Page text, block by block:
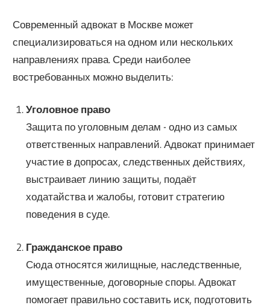
Современный адвокат в Москве может
специализироваться на одном или нескольких
направлениях права. Среди наиболее
востребованных можно выделить:
Уголовное право
Защита по уголовным делам - одно из самых
ответственных направлений. Адвокат принимает
участие в допросах, следственных действиях,
выстраивает линию защиты, подаёт
ходатайства и жалобы, готовит стратегию
поведения в суде.
Гражданское право
Сюда относятся жилищные, наследственные,
имущественные, договорные споры. Адвокат
помогает правильно составить иск, подготовить